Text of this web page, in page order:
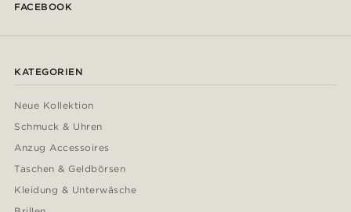
FACEBOOK
KATEGORIEN
Neue Kollektion
Schmuck & Uhren
Anzug Accessoires
Taschen & Geldbörsen
Kleidung & Unterwäsche